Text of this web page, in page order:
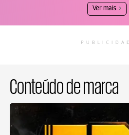
Ver mais
Conteúdo de marca